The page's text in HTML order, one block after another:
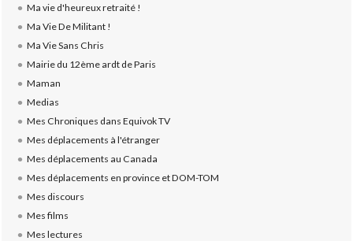
Ma vie d'heureux retraité !
Ma Vie De Militant !
Ma Vie Sans Chris
Mairie du 12ème ardt de Paris
Maman
Medias
Mes Chroniques dans Equivok TV
Mes déplacements à l'étranger
Mes déplacements au Canada
Mes déplacements en province et DOM-TOM
Mes discours
Mes films
Mes lectures